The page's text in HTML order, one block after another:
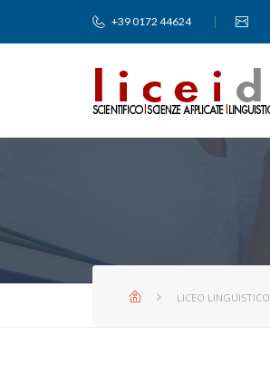
+39 0172 44624
LICEO LINGUISTICO